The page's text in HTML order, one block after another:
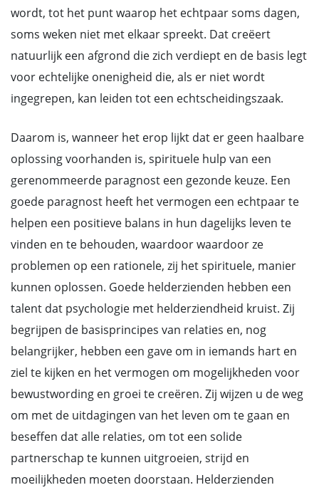
wordt, tot het punt waarop het echtpaar soms dagen,
soms weken niet met elkaar spreekt. Dat creëert
natuurlijk een afgrond die zich verdiept en de basis legt
voor echtelijke onenigheid die, als er niet wordt
ingegrepen, kan leiden tot een echtscheidingszaak.
Daarom is, wanneer het erop lijkt dat er geen haalbare
oplossing voorhanden is, spirituele hulp van een
gerenommeerde paragnost een gezonde keuze. Een
goede paragnost heeft het vermogen een echtpaar te
helpen een positieve balans in hun dagelijks leven te
vinden en te behouden, waardoor waardoor ze
problemen op een rationele, zij het spirituele, manier
kunnen oplossen. Goede helderzienden hebben een
talent dat psychologie met helderziendheid kruist. Zij
begrijpen de basisprincipes van relaties en, nog
belangrijker, hebben een gave om in iemands hart en
ziel te kijken en het vermogen om mogelijkheden voor
bewustwording en groei te creëren. Zij wijzen u de weg
om met de uitdagingen van het leven om te gaan en
beseffen dat alle relaties, om tot een solide
partnerschap te kunnen uitgroeien, strijd en
moeilijkheden moeten doorstaan. Helderzienden